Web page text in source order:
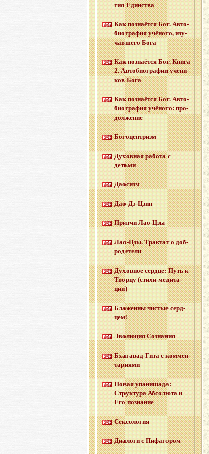
гия Един­ства
Как по­зна­ёт­ся Бог. Ав­то­
био­гра­фия учё­но­го, изу­
чав­ше­го Бога
Как по­зна­ёт­ся Бог. Книга
2. Ав­то­био­гра­фии уче­ни­
ков Бога
Как по­зна­ёт­ся Бог. Ав­то­
био­гра­фия учё­но­го: про­
дол­же­ние
Бо­го­цен­тризм
Ду­хов­ная ра­бо­та с
детьми
Дао­сизм
Дао-Дэ-Цзин
Прит­чи Лао-Цзы
Лао-Цзы. Трак­тат о доб­
ро­де­те­ли
Ду­хов­ное серд­це: Путь к
Твор­цу (сти­хи-ме­ди­та­
ции)
Бла­жен­ны чи­стые серд­
цем!
Эво­лю­ция Со­зна­ния
Бха­га­вад-Ги­та с ком­мен­
та­ри­я­ми
Новая упа­ни­ша­да:
Струк­ту­ра Аб­со­лю­та и
Его по­зна­ние
Сек­со­ло­гия
Диа­ло­ги с Пи­фа­го­ром